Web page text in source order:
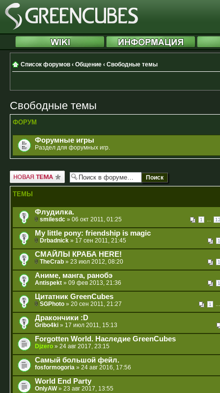
Список форумов ‹ Общение ‹ Свободные темы
Свободные темы
ФОРУМ
Форумные игры
Раздел для форумных игр.
Новая тема
ТЕМЫ
Флудилка.
1
smilesdc » 06 окт 2011, 01:25
My little pony: friendship is magic
1
Drbadnick » 17 сен 2011, 21:45
СМАЙЛЫ КРАБА HERE!
1
TheCrab » 23 июл 2012, 08:20
Аниме, манга, ранобэ
1
Antispekt » 09 фев 2013, 21:36
Цитатник GreenCubes
1
SGPhoto » 20 сен 2011, 21:27
Дракончики :D
Gribo4ki » 17 июл 2011, 15:13
Forgotten World. Наследие GreenCubes
Djzero » 24 авг 2017, 23:15
Самый большой фейл.
fosformogoria » 24 авг 2016, 17:56
World End Party
OnlyAW» 23 авг 2017, 13:55